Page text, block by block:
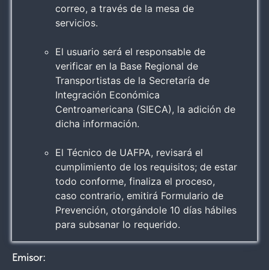
correo, a través de la mesa de
servicios.
El usuario será el responsable de
verificar en la Base Regional de
Transportistas de la Secretaría de
Integración Económica
Centroamericana (SIECA), la adición de
dicha información.
El Técnico de UAFPA, revisará el
cumplimiento de los requisitos; de estar
todo conforme, finaliza el proceso,
caso contrario, emitirá Formulario de
Prevención, otorgándole 10 días hábiles
para subsanar lo requerido.
Emisor: